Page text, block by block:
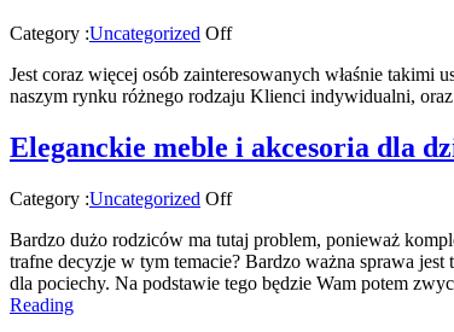
Category :Uncategorized Off
Jest coraz więcej osób zainteresowanych właśnie takimi
naszym rynku różnego rodzaju Klienci indywidualni,
Eleganckie meble i akcesoria dla
Category :Uncategorized Off
Bardzo dużo rodziców ma tutaj problem, ponieważ
trafne decyzje w tym temacie? Bardzo ważna sprawa
dla pociechy. Na podstawie tego będzie Wam potem
Reading